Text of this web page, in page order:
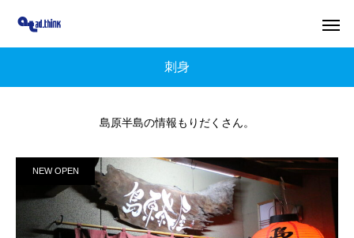
刺身
島原半島の情報もりだくさん。
NEW OPEN